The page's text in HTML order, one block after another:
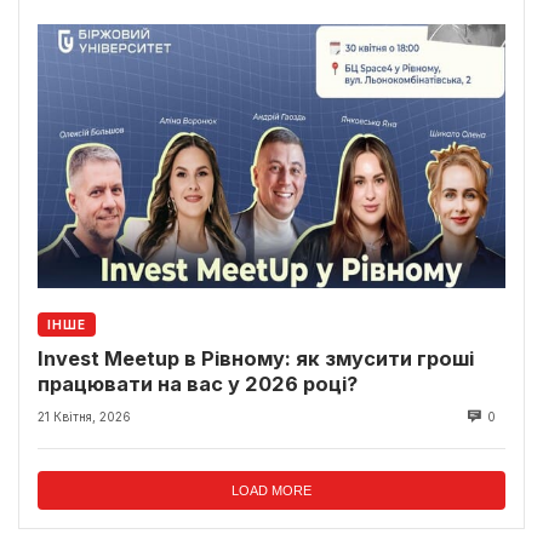
ІНШЕ
Invest Meetup в Рівному: як змусити гроші
працювати на вас у 2026 році?
21 Квітня, 2026 0
LOAD MORE